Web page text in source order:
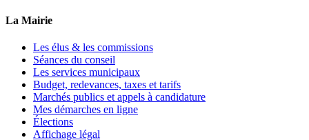
La Mairie
Les élus & les commissions
Séances du conseil
Les services municipaux
Budget, redevances, taxes et tarifs
Marchés publics et appels à candidature
Mes démarches en ligne
Élections
Affichage légal